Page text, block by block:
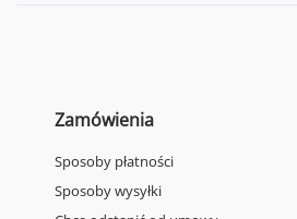
Zamówienia
Sposoby płatności
Sposoby wysyłki